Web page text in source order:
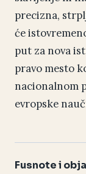
precizna,
će
put za nova
pravo mesto
nacionalnom
evropske
Fusnote i